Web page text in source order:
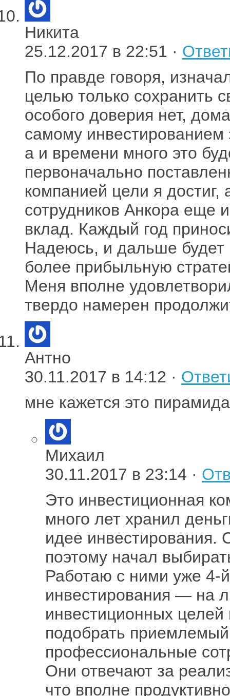
Никита
25.12.2017 в 22:51 ·
По правде говоря,
целью только сохранить
особого доверия нет,
самому инвестированием
а и времени много это
первоначально
компанией цели я
сотрудников Анкора еще
вклад. Каждый год
Надеюсь, и дальше
более прибыльную
Меня вполне
твердо намерен
Антно
30.11.2017 в 14:12 ·
мне кажется это
Михаил
30.11.2017 в 23:14 ·
Это инвестиционная
много лет хранил
идее инвестирования.
поэтому начал
Работаю с ними уже 4-
инвестирования — на
инвестиционных целей
подобрать
профессиональные
Они отвечают за
что вполне